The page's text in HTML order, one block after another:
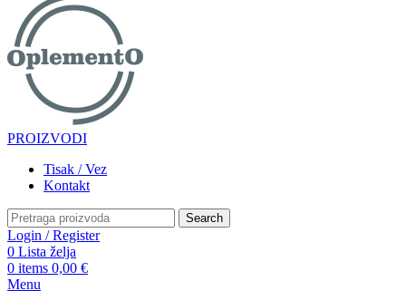
PROIZVODI
Tisak / Vez
Kontakt
Search
Login / Register
0 Lista želja
0 items 0,00 €
Menu